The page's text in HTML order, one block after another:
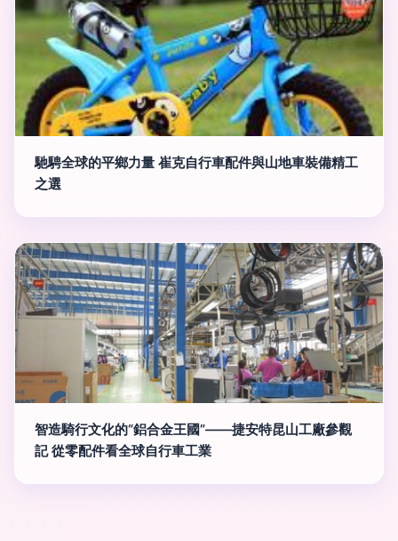
馳騁全球的平鄉力量 崔克自行車配件與山地車裝備精工
之選
智造騎行文化的“鋁合金王國”——捷安特昆山工廠參觀
記 從零配件看全球自行車工業